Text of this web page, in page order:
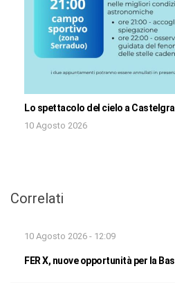
Lo spettacolo del cielo a
10 Agosto 2026
Correlati
10 Agosto 2026 - 12:09
FER X, nuove opportunità per la